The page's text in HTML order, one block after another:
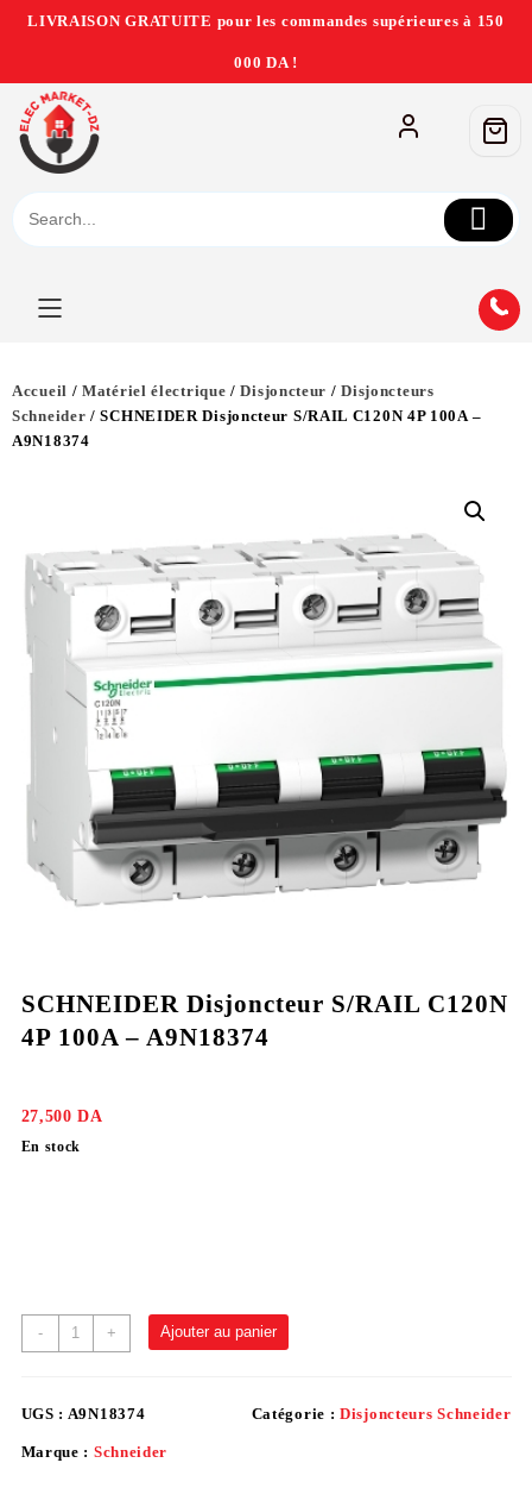
LIVRAISON GRATUITE pour les commandes supérieures à 150
000 DA !
Accueil /Matériel électrique /Disjoncteur /Disjoncteurs
Schneider / SCHNEIDER Disjoncteur S/RAIL C120N 4P 100A –
A9N18374
SCHNEIDER Disjoncteur S/RAIL C120N
4P 100A – A9N18374
27,500DA
En stock
- + Ajouter au panier
UGS : A9N18374 Catégorie :Disjoncteurs Schneider
Marque : Schneider